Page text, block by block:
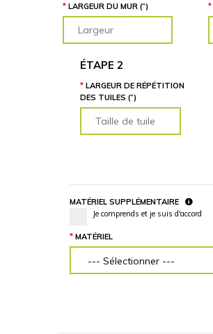
LARGEUR DU MUR (“)
ÉTAPE 2
LARGEUR DE RÉPÉTITION
DES TUILES (“)
MATÉRIEL SUPPLÉMENTAIRE
Je comprends et je suis d'accord
MATÉRIEL